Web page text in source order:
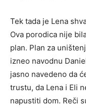
Tek tada je Lena
Ova porodica nije
plan. Plan za
izneo navodnu
jasno navedeno da
trustu, da Lena i Eli
napustiti dom. Reči